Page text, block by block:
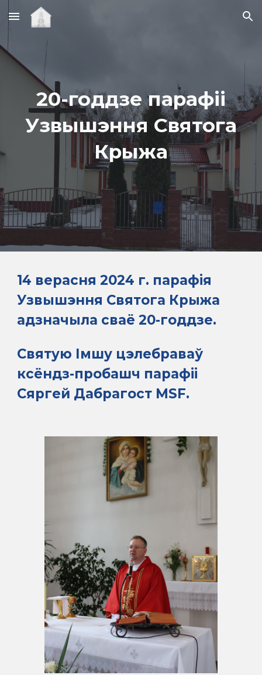
Skip to main content Skip to navigation
20-годдзе парафіі
Узвышэння Святога
Крыжа
14 верасня 2024 г. парафія
Узвышэння Святога Крыжа
адзначыла сваё 20-годдзе.
Святую Імшу цэлебраваў
ксёндз-пробашч парафіі
Сяргей Дабрагост MSF.